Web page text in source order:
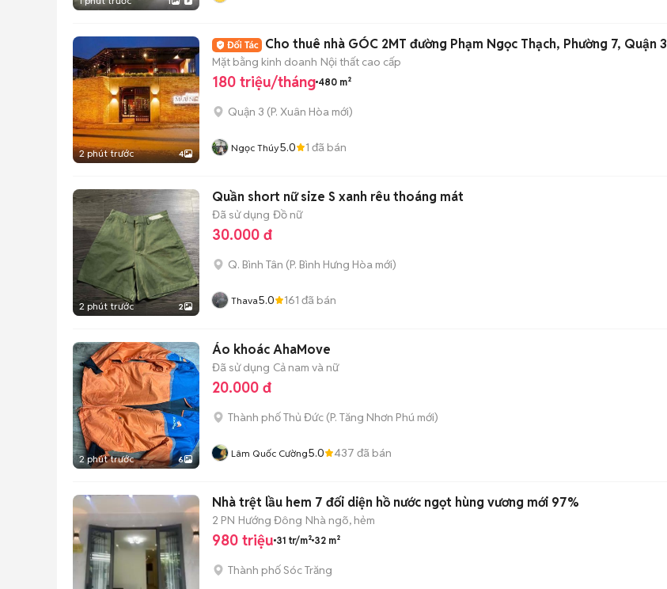
2 phút trước 4
Cho thuê nhà GÓC 2MT đường Phạm Ngọc Thạch, Phường 7, Quận 3
Mặt bằng kinh doanh Nội thất cao cấp
180 triệu/tháng 480 m²
Quận 3 (P. Xuân Hòa mới)
Ngọc Thúy5.0 1 đã bán
2 phút trước 2
Quần short nữ size S xanh rêu thoáng mát
Đã sử dụng Đồ nữ
30.000 đ
Q. Bình Tân (P. Bình Hưng Hòa mới)
Thava5.0 161 đã bán
2 phút trước 6
Áo khoác AhaMove
Đã sử dụng Cả nam và nữ
20.000 đ
Thành phố Thủ Đức (P. Tăng Nhơn Phú mới)
Lâm Quốc Cường5.0 437 đã bán
Nhà trệt lầu hem 7 đối diện hồ nước ngọt hùng vương mới 97%
2 PN Hướng Đông Nhà ngõ, hẻm
980 triệu 31 tr/m² 32 m²
Thành phố Sóc Trăng